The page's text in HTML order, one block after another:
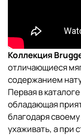
Коллекция
отличающиеся
содержанием
Первая в
обладающая
благодаря
ухаживать, а при